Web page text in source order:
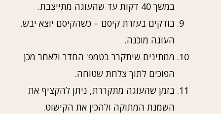
במשך 40 דקות עד שהעוגה מתייצבת.
בודקים בעזרת קיסם – כשהקיסם יוצא יבש,
העוגה מוכנה.
ממתינים שיתקרר בטמפ' החדר ולאחר מכן
הפוכים לתוך צלחת שטוחה.
בזמן שהעוגה מתקררת, ניתן להקציף את
השמנת המתוקה ולהכין את הקישוט.